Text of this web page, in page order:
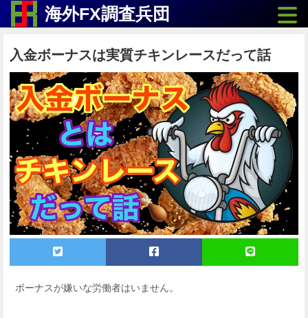
海外FX調査兵団
入金ボーナスは実質チキンレースだって話
ボーナスが嫌いな労働者はいません。